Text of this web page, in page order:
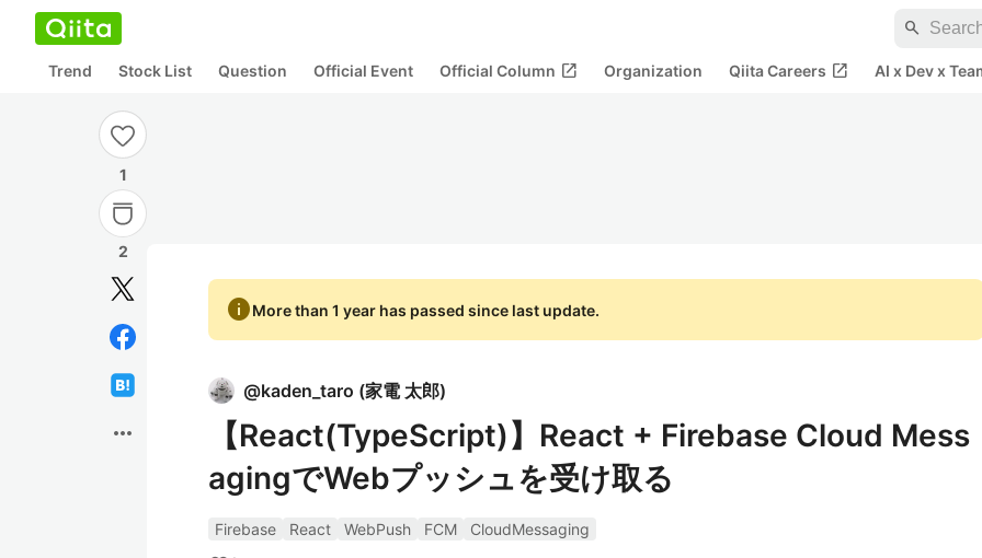
search
Trend Stock List Question Official Event Official Column open_in_new Organization Qiita Careers open_in_new AI x Dev x
1
2
more_horiz
infoMore than 1 year has passed since last update.
@kaden_taro (家電 太郎)
【React(TypeScript)】React + Firebase Cloud Mess
agingでWebプッシュを受け取る
Firebase React WebPush FCM
CloudMessaging